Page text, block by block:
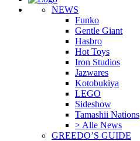
NEWS
Funko
Gentle Giant
Hasbro
Hot Toys
Iron Studios
Jazwares
Kotobukiya
LEGO
Sideshow
Tamashii Nations
> Alle News
GREEDO’S GUIDE